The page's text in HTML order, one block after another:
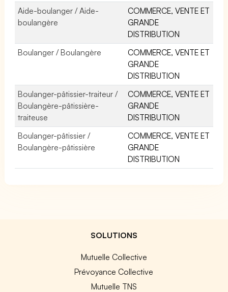
Aide-boulanger / Aide-
boulangère
COMMERCE, VENTE ET
GRANDE
DISTRIBUTION
Boulanger / Boulangère
COMMERCE, VENTE ET
GRANDE
DISTRIBUTION
Boulanger-pâtissier-traiteur /
Boulangère-pâtissière-
traiteuse
COMMERCE, VENTE ET
GRANDE
DISTRIBUTION
Boulanger-pâtissier /
Boulangère-pâtissière
COMMERCE, VENTE ET
GRANDE
DISTRIBUTION
SOLUTIONS
Mutuelle Collective
Prévoyance Collective
Mutuelle TNS